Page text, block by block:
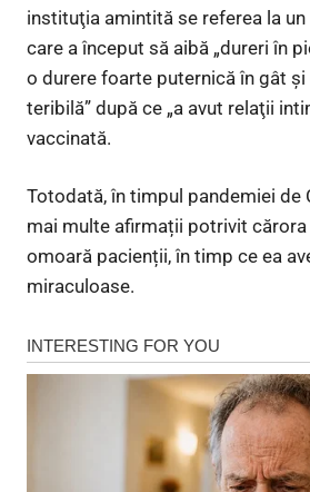
instituţia amintită se referea la
care a început să aibă „dureri în
o durere foarte puternică în gât
teribilă” după ce „a avut relaţii
vaccinată.
Totodată, în timpul pandemiei de
mai multe afirmații potrivit
omoară pacienții, în timp ce ea
miraculoase.